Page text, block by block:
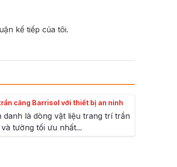
kế tiếp của tôi.
căng Barrisol với thiết bị an ninh
danh là dòng vật liệu trang trí trần
và tường tối ưu nhất...